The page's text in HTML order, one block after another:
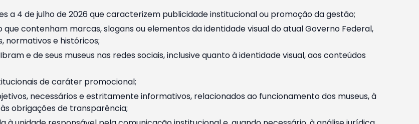
4 de julho de 2026 que caracterizem publicidade institucional ou promoção da gestão;
contenham marcas, slogans ou elementos da identidade visual do atual Governo Federal,
normativos e históricos;
e de seus museus nas redes sociais, inclusive quanto à identidade visual, aos conteúdos
de caráter promocional;
necessários e estritamente informativos, relacionados ao funcionamento dos museus, à
obrigações de transparência;